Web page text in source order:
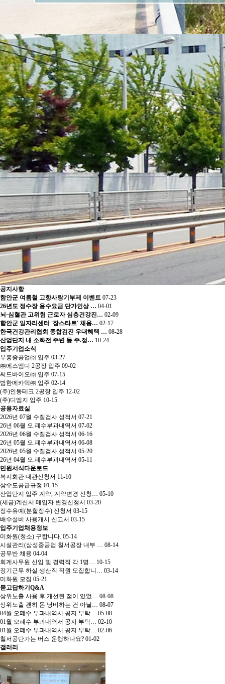
공지사항
함안군 여름철 고향사랑기부제 이벤트 07-23
26년도 정수장 용수요금 단가인상 … 04-01
뇌·심혈관 고위험 근로자 심층건강진… 02-09
함안군 일자리센터 '잡스타트' 채용… 02-17
한국건강관리협회 종합검진 우대혜택 … 08-28
산업단지 내 소화전 주변 등 주.정… 10-24
입주기업소식
부흥중공업㈜ 입주 03-27
㈜에스엠디 2공장 입주 09-02
씨드바이오㈜ 입주 07-15
범한메카텍㈜ 입주 02-14
(주)인동테크 2공장 입주 12-02
(주)디엠지 입주 10-15
공용자료실
2026년 07월 수질검사 성적서 07-21
26년 06월 오.폐수부과내역서 07-02
2026년 06월 수질검사 성적서 06-16
26년 05월 오.폐수부과내역서 06-08
2026년 05월 수질검사 성적서 05-20
26년 04월 오.폐수부과내역서 05-11
민원서식다운로드
복지회관 대관신청서 11-10
상수도공급규정 01-15
산업단지 입주 계약, 계약변경 신청… 05-10
(세금)계산서 매입자 변경신청서 03-20
징수유예(분할징수) 신청서 03-15
배수설비 사용개시 신고서 03-15
입주기업채용정보
미화원(청소) 구합니다. 05-14
시설관리(삼성중공업 칠서공장 내부 … 08-14
공무반 채용 04-04
회계사무원 신입 및 경력직 각 1명… 10-15
장기근무 하실 생산직 직원 모집합니… 03-14
미화원 모집 05-21
묻고답하기Q&A
상위노출 사용 후 개선된 점이 있었… 08-08
상위노출 괜히 돈 낭비하는 건 아닐… 08-07
04월 오폐수 부과내역서 공지 부탁… 05-08
01월 오폐수 부과내역서 공지 부탁… 02-10
01월 오폐수 부과내역서 공지 부탁… 02-06
칠서공단가는 버스 운행하나요? 01-02
갤러리